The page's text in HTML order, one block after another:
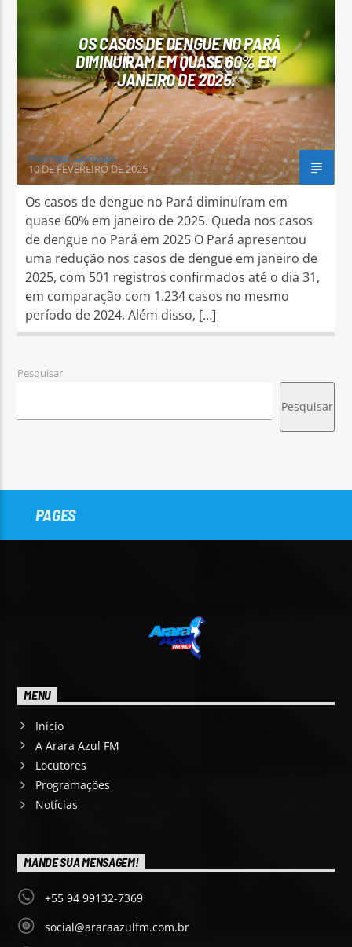
Arara Azul FM
OS CASOS DE DENGUE NO PARÁ
DIMINUÍRAM EM QUASE 60% EM
JANEIRO DE 2025.
Henrique Gonzaga
10 DE FEVEREIRO DE 2025
Os casos de dengue no Pará diminuíram em
quase 60% em janeiro de 2025. Queda nos casos
de dengue no Pará em 2025 O Pará apresentou
uma redução nos casos de dengue em janeiro de
2025, com 501 registros confirmados até o dia 31,
em comparação com 1.234 casos no mesmo
período de 2024. Além disso, […]
Pesquisar
Pesquisar
PAGES
MENU
Início
A Arara Azul FM
Locutores
Programações
Notícias
MANDE SUA MENSAGEM!
+55 94 99132-7369
social@araraazulfm.com.br